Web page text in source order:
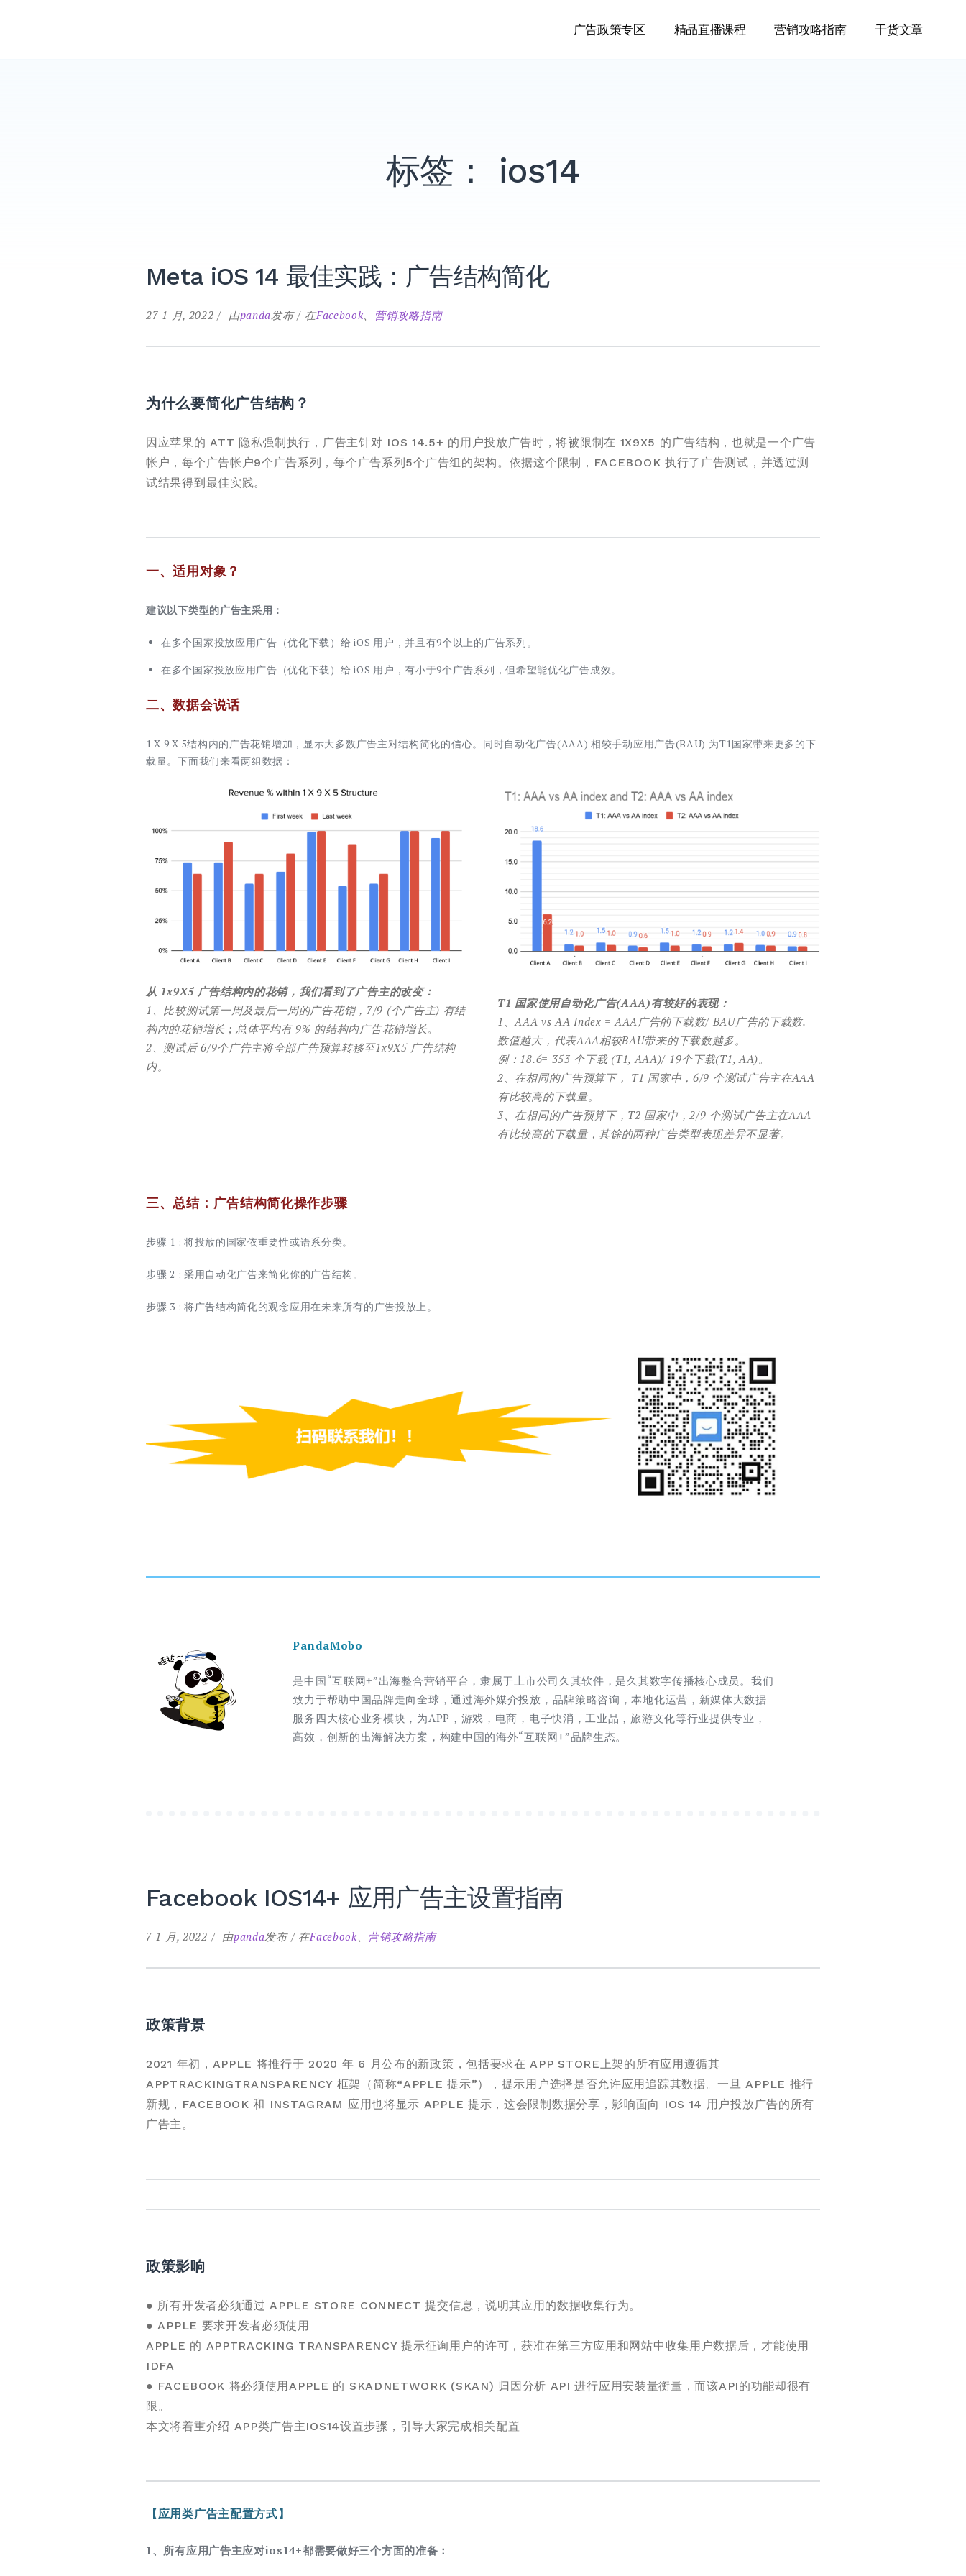
广告政策专区 精品直播课程 营销攻略指南 干货文章
标签： ios14
Meta iOS 14 最佳实践：广告结构简化
27 1 月, 2022 由panda发布 在Facebook、 营销攻略指南
为什么要简化广告结构？
因应苹果的 ATT 隐私强制执行，广告主针对 IOS 14.5+ 的用户投放广告时，将被限制在 1X9X5 的广告结构，也就是一个广告
帐户，每个广告帐户9个广告系列，每个广告系列5个广告组的架构。依据这个限制，FACEBOOK 执行了广告测试，并透过测
试结果得到最佳实践。
一、适用对象？
建议以下类型的广告主采用：
在多个国家投放应用广告（优化下载）给 iOS 用户，并且有9个以上的广告系列。
在多个国家投放应用广告（优化下载）给 iOS 用户，有小于9个广告系列，但希望能优化广告成效。
二、数据会说话
1 X 9 X 5结构内的广告花销增加，显示大多数广告主对结构简化的信心。同时自动化广告(AAA) 相较手动应用广告(BAU) 为T1国家带来更多的下
载量。下面我们来看两组数据：
从 1x9X5 广告结构内的花销，我们看到了广告主的改变：
1、比较测试第一周及最后一周的广告花销，7/9 (个广告主) 有结
构内的花销增长 ; 总体平均有 9% 的结构内广告花销增长。
2、测试后 6/9个广告主将全部广告预算转移至1x9X5 广告结构
内。
T1 国家使用自动化广告(AAA)有较好的表现：
1、AAA vs AA Index = AAA广告的下载数/ BAU广告的下载数.
数值越大，代表AAA相较BAU带来的下载数越多。
例：18.6= 353 个下载 (T1, AAA)/ 19个下载(T1, AA)。
2、在相同的广告预算下， T1 国家中，6/9 个测试广告主在AAA
有比较高的下载量。
3、在相同的广告预算下，T2 国家中，2/9 个测试广告主在AAA
有比较高的下载量，其馀的两种广告类型表现差异不显著。
三、总结：广告结构简化操作步骤
步骤 1 : 将投放的国家依重要性或语系分类。
步骤 2 : 采用自动化广告来简化你的广告结构。
步骤 3 : 将广告结构简化的观念应用在未来所有的广告投放上。
PandaMobo
是中国“互联网+”出海整合营销平台，隶属于上市公司久其软件，是久其数字传播核心成员。我们
致力于帮助中国品牌走向全球，通过海外媒介投放，品牌策略咨询，本地化运营，新媒体大数据
服务四大核心业务模块，为APP，游戏，电商，电子快消，工业品，旅游文化等行业提供专业，
高效，创新的出海解决方案，构建中国的海外“互联网+”品牌生态。
Facebook IOS14+ 应用广告主设置指南
7 1 月, 2022 由panda发布 在Facebook 营销攻略指南
政策背景
2021 年初，APPLE 将推行于 2020 年 6 月公布的新政策，包括要求在 APP STORE上架的所有应用遵循其
APPTRACKINGTRANSPARENCY 框架（简称“APPLE 提示”），提示用户选择是否允许应用追踪其数据。一旦 APPLE 推行
新规，FACEBOOK 和 INSTAGRAM 应用也将显示 APPLE 提示，这会限制数据分享，影响面向 IOS 14 用户投放广告的所有
广告主。
政策影响
● 所有开发者必须通过 APPLE STORE CONNECT 提交信息，说明其应用的数据收集行为。
● APPLE 要求开发者必须使用
APPLE 的 APPTRACKING TRANSPARENCY 提示征询用户的许可，获准在第三方应用和网站中收集用户数据后，才能使用
IDFA
● FACEBOOK 将必须使用APPLE 的 SKADNETWORK (SKAN) 归因分析 API 进行应用安装量衡量，而该API的功能却很有
限。
本文将着重介绍 APP类广告主IOS14设置步骤，引导大家完成相关配置
【应用类广告主配置方式】
1、所有应用广告主应对ios14+都需要做好三个方面的准备：